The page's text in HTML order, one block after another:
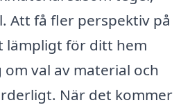
Att få fler perspektiv på
lämpligt för ditt hem
val av material och
När det kommer